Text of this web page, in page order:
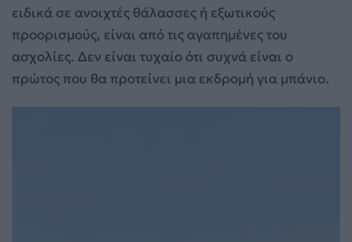
ειδικά σε ανοιχτές θάλασσες ή εξωτικούς
προορισμούς, είναι από τις αγαπημένες του
ασχολίες. Δεν είναι τυχαίο ότι συχνά είναι ο
πρώτος που θα προτείνει μια εκδρομή για μπάνιο.